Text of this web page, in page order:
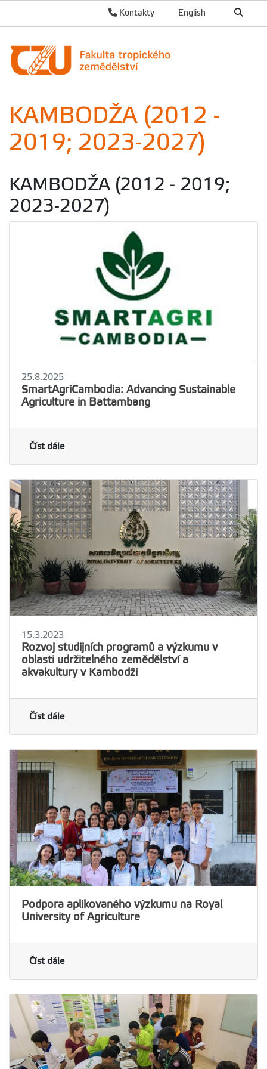
English
Kontakty
KAMBODŽA (2012 -
2019; 2023-2027)
KAMBODŽA (2012 - 2019;
2023-2027)
25.8.2025
SmartAgriCambodia: Advancing Sustainable
Agriculture in Battambang
Číst dále
15.3.2023
Rozvoj studijních programů a výzkumu v
oblasti udržitelného zemědělství a
akvakultury v Kambodži
Číst dále
Podpora aplikovaného výzkumu na Royal
University of Agriculture
Číst dále